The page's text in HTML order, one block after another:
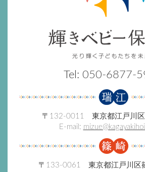
Tel: 050-6877-
〒132-0011 東京都江戸川
E-mail:
〒133-0061 東京都江戸川区